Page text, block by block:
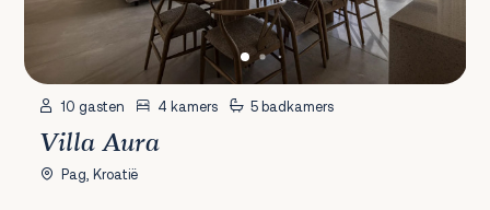
10 gasten 4 kamers 5 badkamers
Villa Aura
Pag, Kroatië